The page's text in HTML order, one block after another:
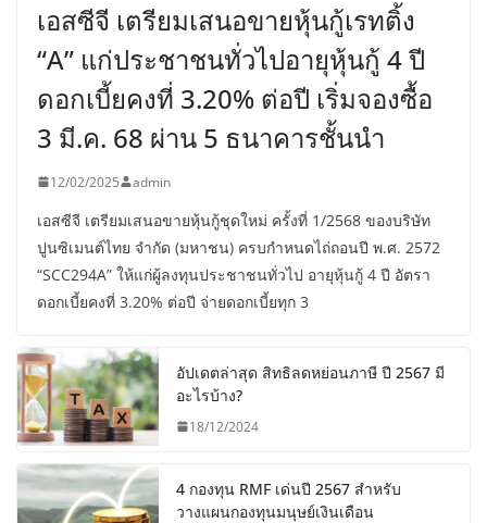
เอสซีจี เตรียมเสนอขายหุ้นกู้เรทติ้ง
“A” แก่ประชาชนทั่วไปอายุหุ้นกู้ 4 ปี
ดอกเบี้ยคงที่ 3.20% ต่อปี เริ่มจองซื้อ
3 มี.ค. 68 ผ่าน 5 ธนาคารชั้นนำ
12/02/2025 admin
เอสซีจี เตรียมเสนอขายหุ้นกู้ชุดใหม่ ครั้งที่ 1/2568 ของบริษัท
ปูนซิเมนต์ไทย จำกัด (มหาชน) ครบกำหนดไถ่ถอนปี พ.ศ. 2572
“SCC294A” ให้แก่ผู้ลงทุนประชาชนทั่วไป อายุหุ้นกู้ 4 ปี อัตรา
ดอกเบี้ยคงที่ 3.20% ต่อปี จ่ายดอกเบี้ยทุก 3
อัปเดตล่าสุด สิทธิลดหย่อนภาษี ปี 2567 มี
อะไรบ้าง?
18/12/2024
4 กองทุน RMF เด่นปี 2567 สำหรับ
วางแผนกองทุนมนุษย์เงินเดือน